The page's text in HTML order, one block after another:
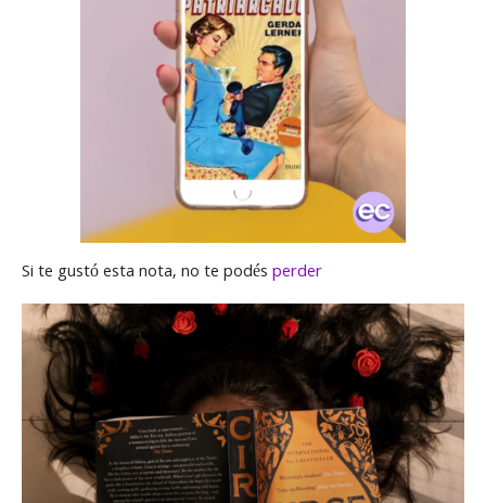
Si te gustó esta nota, no te podésperder